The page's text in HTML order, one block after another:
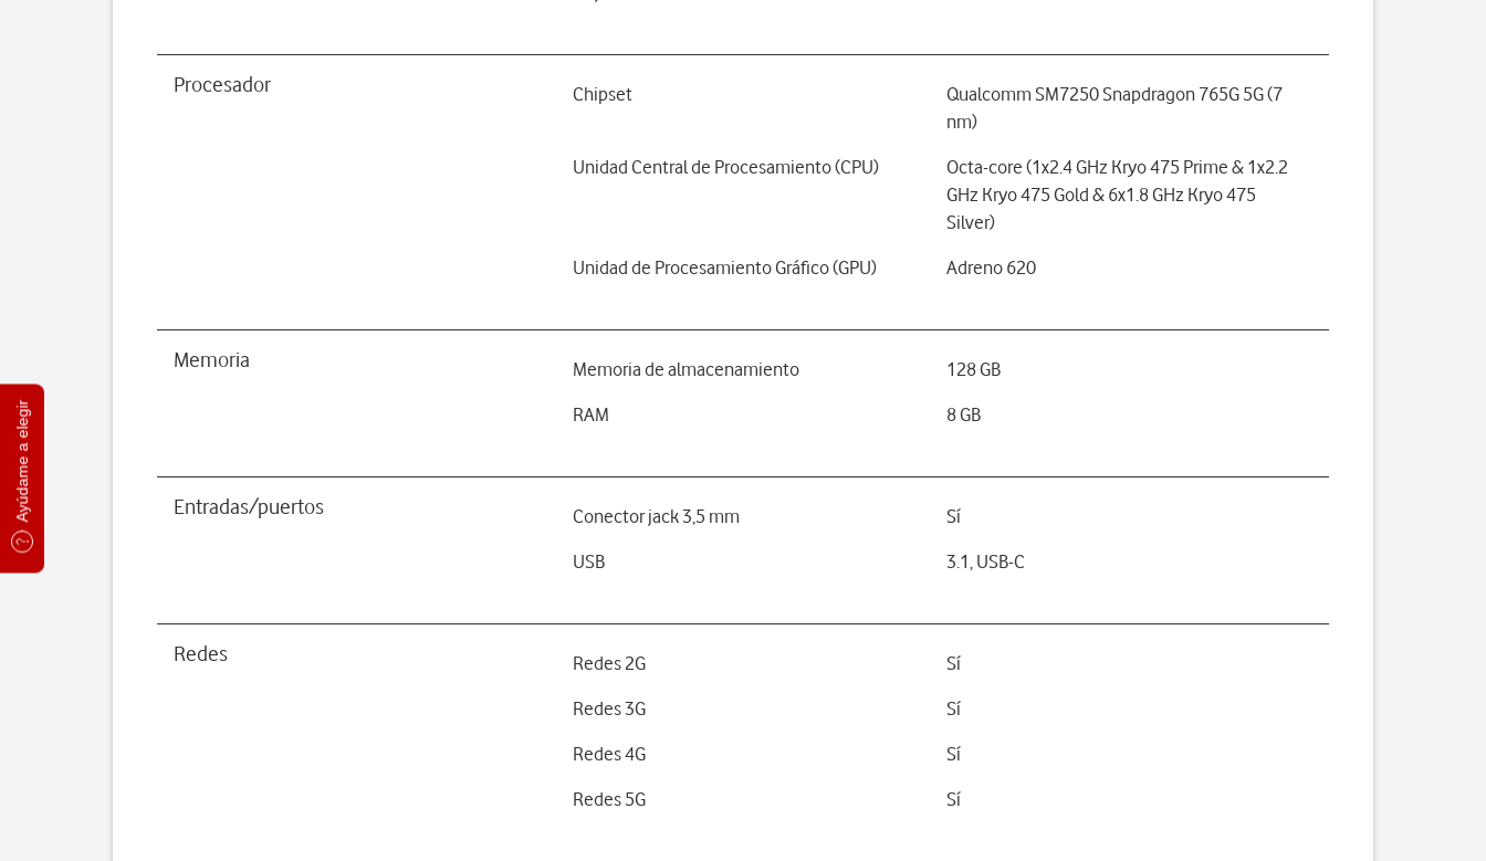
Ayúdame a elegir
Procesador Chipset
Qualcomm SM7250 Snapdragon 765G 5G (7
nm)
Unidad Central de Procesamiento (CPU)
Octa-core (1x2.4 GHz Kryo 475 Prime & 1x2.2
GHz Kryo 475 Gold & 6x1.8 GHz Kryo 475
Silver)
Unidad de Procesamiento Gráfico (GPU) Adreno 620
Memoria Memoria de almacenamiento 128 GB
RAM 8 GB
Entradas/puertos Conector jack 3,5 mm Sí
USB 3.1, USB-C
Redes Redes 2G Sí
Redes 3G Sí
Redes 4G Sí
Redes 5G Sí